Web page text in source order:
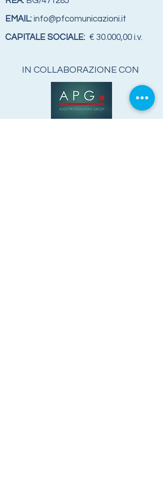
EMAIL: info@pfcomunicazioni.it
CAPITALE SOCIALE: € 30.000,00 i.v.
IN COLLABORAZIONE CON